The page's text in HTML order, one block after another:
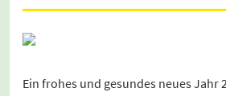
Ein frohes und gesundes neues Jahr